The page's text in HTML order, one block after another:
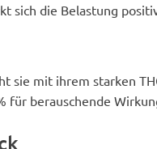
sich die Belastung
sie mit ihrem starken
für berauschende